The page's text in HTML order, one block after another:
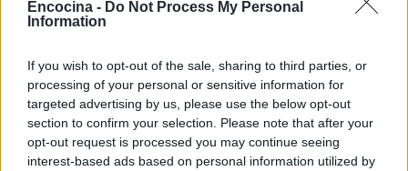
Encocina - Do Not Process My Personal
Information
If you wish to opt-out of the sale, sharing to third parties, or
processing of your personal or sensitive information for
targeted advertising by us, please use the below opt-out
section to confirm your selection. Please note that after your
opt-out request is processed you may continue seeing
interest-based ads based on personal information utilized by
manera de aprovechar la temporada de higos!
desayunos nunca volverán a ser los mismos!
«`